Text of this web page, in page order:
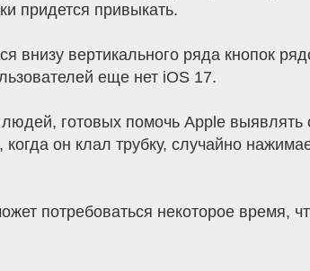
придется привыкать.
внизу вертикального ряда кнопок
еще нет iOS 17.
готовых помочь Apple выявлять
он клал трубку, случайно
потребоваться некоторое время,